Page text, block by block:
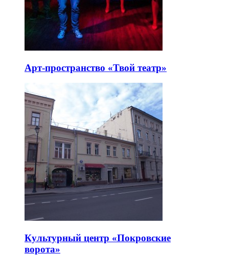
Арт-пространство «Твой театр»
Культурный центр «Покровские
ворота»